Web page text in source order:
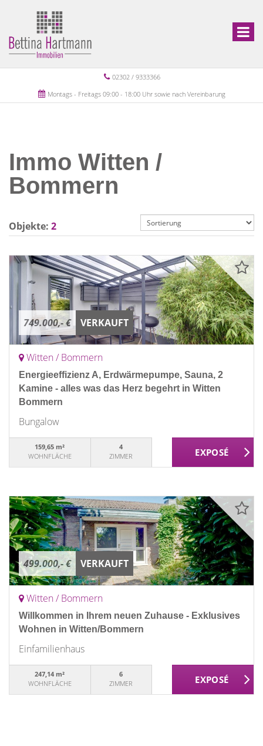
02302 / 9333366
Montags - Freitags 09:00 - 18:00 Uhr sowie nach Vereinbarung
Immo Witten /
Bommern
Objekte: 2
749.000,- € VERKAUFT
Witten / Bommern
Energieeffizienz A, Erdwärmepumpe, Sauna, 2
Kamine - alles was das Herz begehrt in Witten
Bommern
Bungalow
159,65 m²
WOHNFLÄCHE
4
ZIMMER
499.000,- € VERKAUFT
Witten / Bommern
Willkommen in Ihrem neuen Zuhause - Exklusives
Wohnen in Witten/Bommern
Einfamilienhaus
247,14 m²
WOHNFLÄCHE
6
ZIMMER